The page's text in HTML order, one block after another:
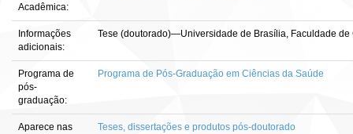
Acadêmica:
Informações
adicionais:
Tese (doutorado)—Universidade de Brasília, Faculdade de
Programa de
pós-
graduação:
Programa de Pós-Graduação em Ciências da Saúde
Aparece nas
Teses, dissertações e produtos pós-doutorado